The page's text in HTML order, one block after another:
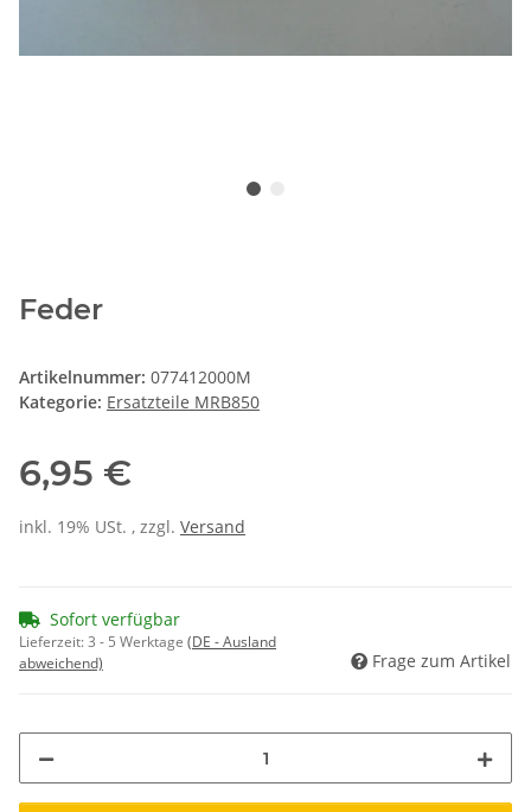
Feder
Artikelnummer: 077412000M
Kategorie: Ersatzteile MRB850
6,95 €
inkl. 19% USt. , zzgl. Versand
Sofort verfügbar
Lieferzeit:3 - 5 Werktage (DE - Ausland
abweichend)
Frage zum Artikel